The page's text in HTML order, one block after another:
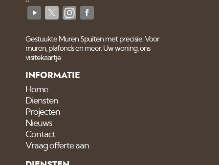
Gestuukte Muren Spuiten met precisie. Voor
muren, plafonds en meer. Uw woning, ons
visitekaartje.
INFORMATIE
Home
Diensten
Projecten
Nieuws
Contact
Vraag offerte aan